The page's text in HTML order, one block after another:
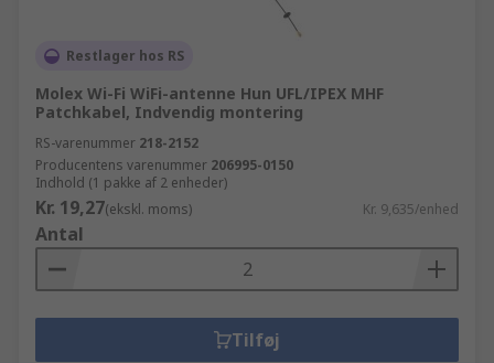
Restlager hos RS
Molex Wi-Fi WiFi-antenne Hun UFL/IPEX MHF
Patchkabel, Indvendig montering
RS-varenummer 218-2152
Producentens varenummer 206995-0150
Indhold (1 pakke af 2 enheder)
Kr. 19,27(ekskl. moms) Kr. 9,635/enhed
Antal
Tilføj